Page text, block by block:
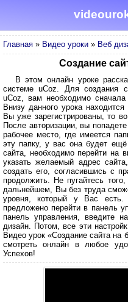
Главная » Видео уроки » Веб
Создание
В этом онлайн уроке
системе uCoz. Для создания
uCoz, вам необходимо сначала
Внизу данного урока
Вы уже зарегистрированы, то
После авторизации, вы
рабочее место, где имеется
эту папку, у вас она будет
сайта, необходимо перейти на
указать желаемый адрес
создать его, согласившись с
продолжить. Не пугайтесь
дальнейшем, Вы без труда
уровня, который у Вас
предложено перейти в панель
панель управления, введите
дизайн. Потом, все эти
Видео урок «Создание сайта на
смотреть онлайн в любое
Успехов!